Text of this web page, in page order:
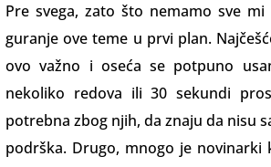
Pre svega, zato što nemamo sve
guranje ove teme u prvi plan.
ovo važno i oseća se potpuno
nekoliko redova ili 30 sekundi
potrebna zbog njih, da znaju da nisu
podrška. Drugo, mnogo je novinarki